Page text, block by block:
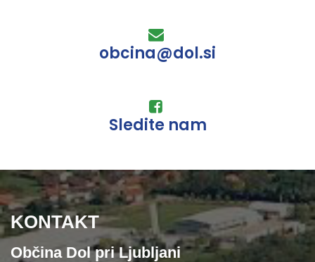
obcina@dol.si
Sledite nam
KONTAKT
Občina Dol pri Ljubljani